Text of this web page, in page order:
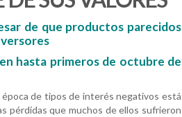
de que productos parecidos
hasta primeros de octubre de
de tipos de interés negativos está
pérdidas que muchos de ellos sufrieron